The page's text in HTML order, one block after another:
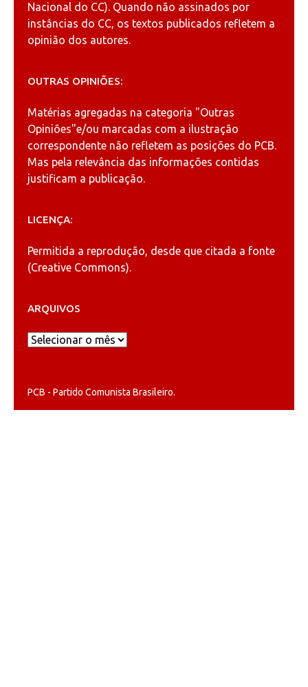
Nacional do CC). Quando não assinados por
instâncias do CC, os textos publicados refletem a
opinião dos autores.
OUTRAS OPINIÕES:
Matérias agregadas na categoria "Outras
Opiniões"e/ou marcadas com a ilustração
correspondente não refletem as posições do PCB.
Mas pela relevância das informações contidas
justificam a publicação.
LICENÇA:
Permitida a reprodução, desde que citada a fonte
(Creative Commons).
ARQUIVOS
Arquivos
PCB - Partido Comunista Brasileiro.